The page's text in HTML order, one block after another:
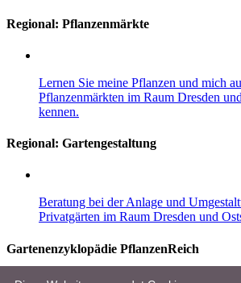
Regional: Pflanzenmärkte
Lernen Sie meine Pflanzen und mich
Pflanzenmärkten im Raum Dresden
kennen.
Regional: Gartengestaltung
Beratung bei der Anlage und
Privatgärten im Raum Dresden und
Gartenenzyklopädie PflanzenReich
Entdecken Sie im Gartenlexikon mehr als